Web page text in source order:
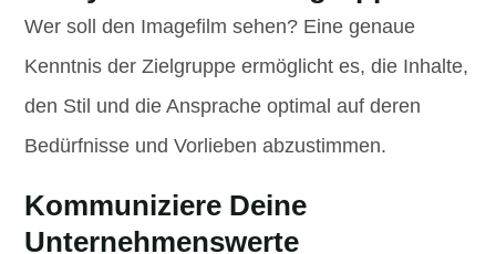
Wer soll den Imagefilm sehen? Eine genaue
Kenntnis der Zielgruppe ermöglicht es, die Inhalte,
den Stil und die Ansprache optimal auf deren
Bedürfnisse und Vorlieben abzustimmen.
Kommuniziere Deine
Unternehmenswerte